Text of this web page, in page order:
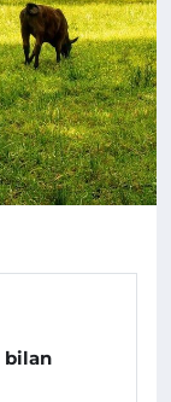
bilan